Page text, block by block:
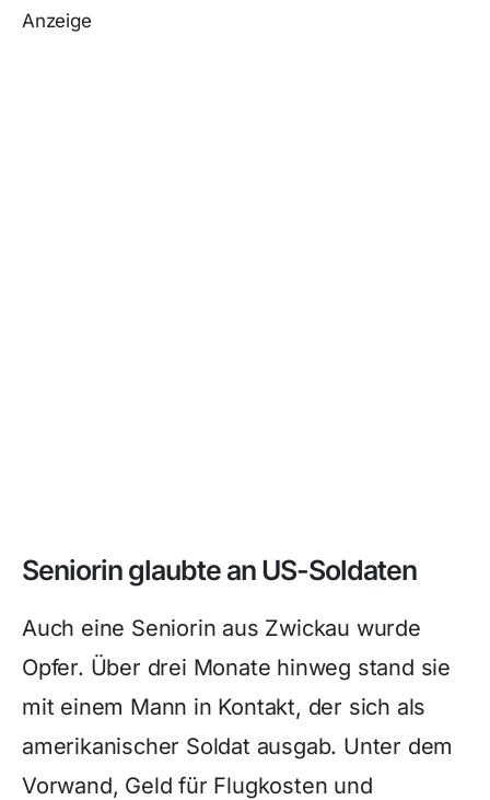
Anzeige
Seniorin glaubte an US-Soldaten
Auch eine Seniorin aus Zwickau wurde
Opfer. Über drei Monate hinweg stand sie
mit einem Mann in Kontakt, der sich als
amerikanischer Soldat ausgab. Unter dem
Vorwand, Geld für Flugkosten und